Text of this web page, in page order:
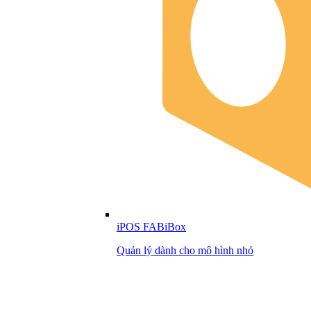
iPOS FABiBox
Quản lý dành cho mô hình nhỏ